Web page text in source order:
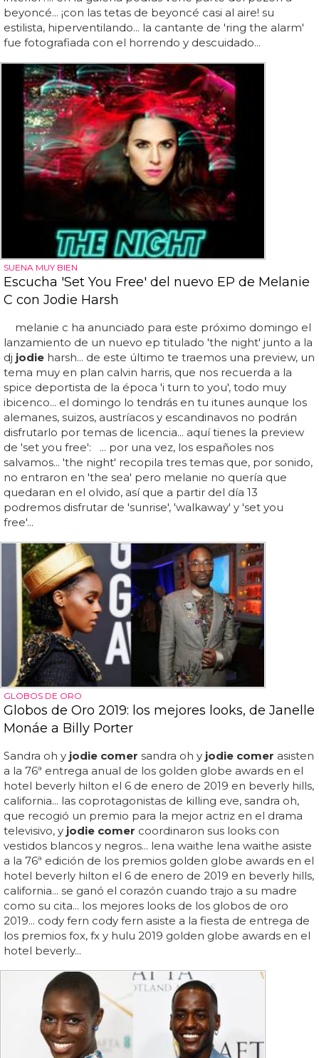
beyoncé... ¡con las tetas de beyoncé casi al aire! su
estilista, hiperventilando... la cantante de 'ring the alarm'
fue fotografiada con el horrendo y descuidado...
SUENA MUY BIEN
Escucha 'Set You Free' del nuevo EP de Melanie
C con Jodie Harsh
melanie c ha anunciado para este próximo domingo el
lanzamiento de un nuevo ep titulado 'the night' junto a la
dj jodie harsh... de este último te traemos una preview, un
tema muy en plan calvin harris, que nos recuerda a la
spice deportista de la época 'i turn to you', todo muy
ibicenco... el domingo lo tendrás en tu itunes aunque los
alemanes, suizos, austríacos y escandinavos no podrán
disfrutarlo por temas de licencia... aquí tienes la preview
de 'set you free': ... por una vez, los españoles nos
salvamos... 'the night' recopila tres temas que, por sonido,
no entraron en 'the sea' pero melanie no quería que
quedaran en el olvido, así que a partir del día 13
podremos disfrutar de 'sunrise', 'walkaway' y 'set you
free'...
GLOBOS DE ORO
Globos de Oro 2019: los mejores looks, de Janelle
Monáe a Billy Porter
Sandra oh y jodie comer sandra oh y jodie comer asisten
a la 76ª entrega anual de los golden globe awards en el
hotel beverly hilton el 6 de enero de 2019 en beverly hills,
california... las coprotagonistas de killing eve, sandra oh,
que recogió un premio para la mejor actriz en el drama
televisivo, y jodie comer coordinaron sus looks con
vestidos blancos y negros... lena waithe lena waithe asiste
a la 76ª edición de los premios golden globe awards en el
hotel beverly hilton el 6 de enero de 2019 en beverly hills,
california... se ganó el corazón cuando trajo a su madre
como su cita... los mejores looks de los globos de oro
2019... cody fern cody fern asiste a la fiesta de entrega de
los premios fox, fx y hulu 2019 golden globe awards en el
hotel beverly...